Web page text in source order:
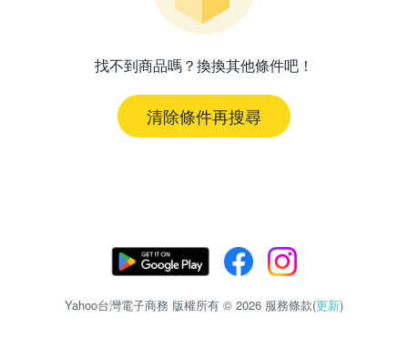
找不到商品嗎？換換其他條件吧！
清除條件再搜尋
Yahoo台灣電子商務 版權所有 © 2026 服務條款(更新)